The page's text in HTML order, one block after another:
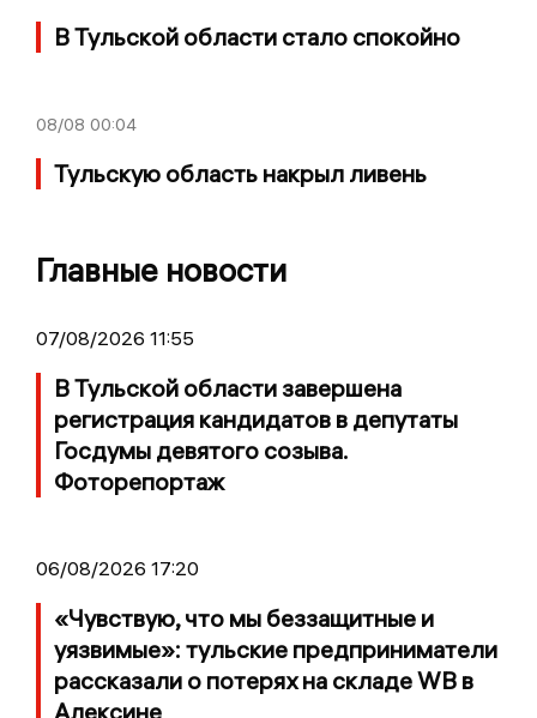
В Тульской области стало спокойно
08/08 00:04
Тульскую область накрыл ливень
Главные новости
07/08/2026 11:55
В Тульской области завершена
регистрация кандидатов в депутаты
Госдумы девятого созыва.
Фоторепортаж
06/08/2026 17:20
«Чувствую, что мы беззащитные и
уязвимые»: тульские предприниматели
рассказали о потерях на складе WB в
Алексине